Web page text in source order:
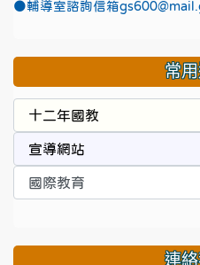
●輔導室諮詢信箱
常
連